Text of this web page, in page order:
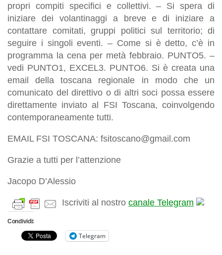
propri compiti specifici e collettivi. – Si spera di
iniziare dei volantinaggi a breve e di iniziare a
contattare comitati, gruppi politici sul territorio; di
seguire i singoli eventi. – Come si è detto, c’è in
programma la cena per metà febbraio. PUNTO5. –
vedi PUNTO1, EXCEL3. PUNTO6. Si è creata una
email della toscana regionale in modo che un
comunicato del direttivo o di altri soci possa essere
direttamente inviato al FSI Toscana, coinvolgendo
contemporaneamente tutti.
EMAIL FSI TOSCANA: fsitoscano@gmail.com
Grazie a tutti per l’attenzione
Jacopo D’Alessio
Iscriviti al nostro canale Telegram
Condividi:
Telegram